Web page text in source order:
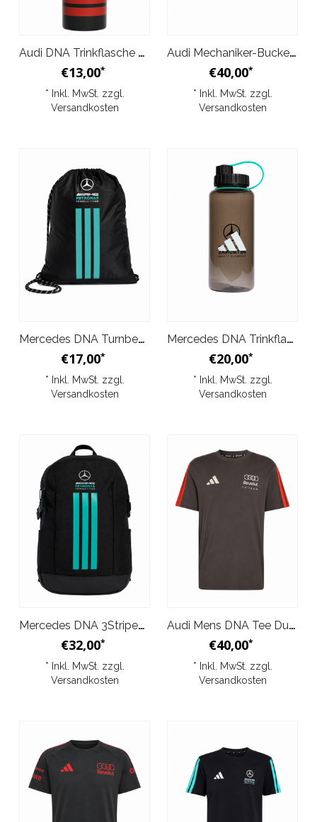
Audi DNA Trinkflasche Schwarz 2026
€13,00*
* Inkl. MwSt. zzgl.
Versandkosten
Audi Mechaniker-Bucket-Hat Schwarz 2026
€40,00*
* Inkl. MwSt. zzgl.
Versandkosten
Mercedes DNA Turnbeutel Schwarz 2026
€17,00*
* Inkl. MwSt. zzgl.
Versandkosten
Mercedes DNA Trinkflasche Schwarz 2026
€20,00*
* Inkl. MwSt. zzgl.
Versandkosten
Mercedes DNA 3Stripes Backpack
€32,00*
* Inkl. MwSt. zzgl.
Versandkosten
Audi Mens DNA Tee Dunkelgrau 2026
€40,00*
* Inkl. MwSt. zzgl.
Versandkosten